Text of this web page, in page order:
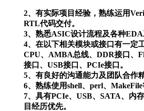
2、有实际项目经验，熟练运用
RTL代码交付。
3、熟悉ASIC设计流程及各种EDA
4、在以下相关模块或接口有一定
CPU、AMBA总线、DDR接口、
接口、USB接口、PCIe接口。
5、有良好的沟通能力及团队合作精
6、熟练使用shell、perl、MakeFile
7、具有PCIe、USB、SATA、内
目经历优先。